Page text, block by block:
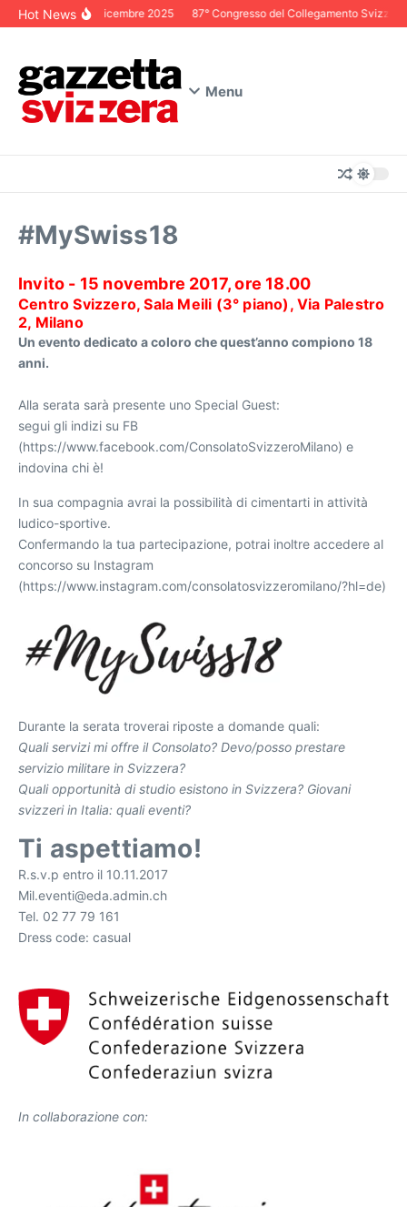
Salta al contenuto
Hot News
Editoriale Dicembre 2025 87° Congresso del Collegamento
Menu
#MySwiss18
Invito - 15 novembre 2017, ore 18.00
Centro Svizzero, Sala Meili (3° piano), Via Palestro
2, Milano
Un evento dedicato a coloro che quest’anno compiono 18
anni.
Alla serata sarà presente uno Special Guest:
segui gli indizi su FB
(https://www.facebook.com/ConsolatoSvizzeroMilano) e
indovina chi è!
In sua compagnia avrai la possibilità di cimentarti in attività
ludico-sportive.
Confermando la tua partecipazione, potrai inoltre accedere al
concorso su Instagram
(https://www.instagram.com/consolatosvizzeromilano/?hl=de)
Durante la serata troverai riposte a domande quali:
Quali servizi mi offre il Consolato? Devo/posso prestare
servizio militare in Svizzera?
Quali opportunità di studio esistono in Svizzera? Giovani
svizzeri in Italia: quali eventi?
Ti aspettiamo!
R.s.v.p entro il 10.11.2017
Mil.eventi@eda.admin.ch
Tel. 02 77 79 161
Dress code: casual
In collaborazione con: